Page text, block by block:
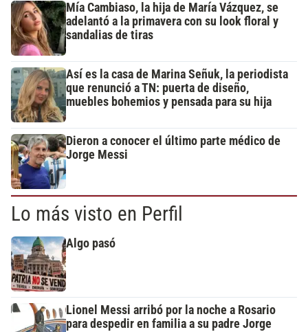
Mía Cambiaso, la hija de María Vázquez, se
adelantó a la primavera con su look floral y
sandalias de tiras
Así es la casa de Marina Señuk, la periodista
que renunció a TN: puerta de diseño,
muebles bohemios y pensada para su hija
Dieron a conocer el último parte médico de
Jorge Messi
Lo más visto en Perfil
Algo pasó
Lionel Messi arribó por la noche a Rosario
para despedir en familia a su padre Jorge